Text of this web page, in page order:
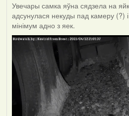
Увечары самка яўна сядзела на
адсунулася некуды пад камеру (?)
мінімум адно з яек.